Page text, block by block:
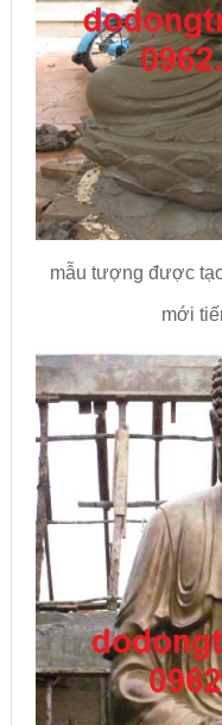
mẫu tượng được
mới